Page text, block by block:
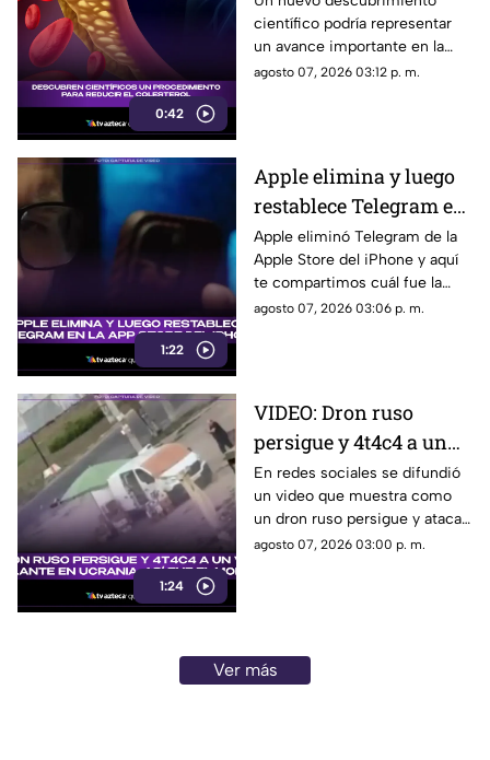
0:42
disminuir el colesterol
científico podría representar
un avance importante en la
lucha contra el colesterol alto.
agosto 07, 2026 03:12 p. m.
1:22
Apple elimina y luego
restablece Telegram en
la App Store del
iPhone: ¿Cuál fue la
razón?
Apple eliminó Telegram de la
Apple Store del iPhone y aquí
te compartimos cuál fue la
razón de tomar esta medida.
agosto 07, 2026 03:06 p. m.
1:24
VIDEO: Dron ruso
persigue y 4t4c4 a un
vendedor ambulante
en Ucrania; así fue el
momento
En redes sociales se difundió
un video que muestra como
un dron ruso persigue y ataca
a un vendedor ambulante en
agosto 07, 2026 03:00 p. m.
Ver más